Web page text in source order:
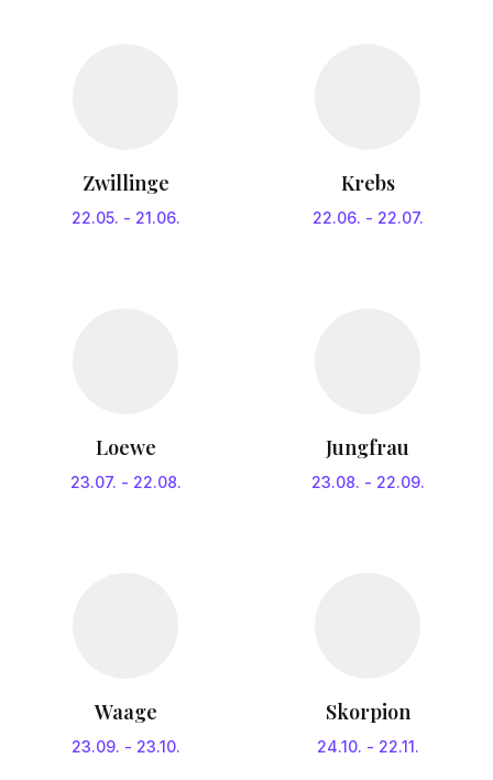
Zwillinge
22.05. - 21.06.
Krebs
22.06. - 22.07.
Loewe
23.07. - 22.08.
Jungfrau
23.08. - 22.09.
Waage
23.09. - 23.10.
Skorpion
24.10. - 22.11.